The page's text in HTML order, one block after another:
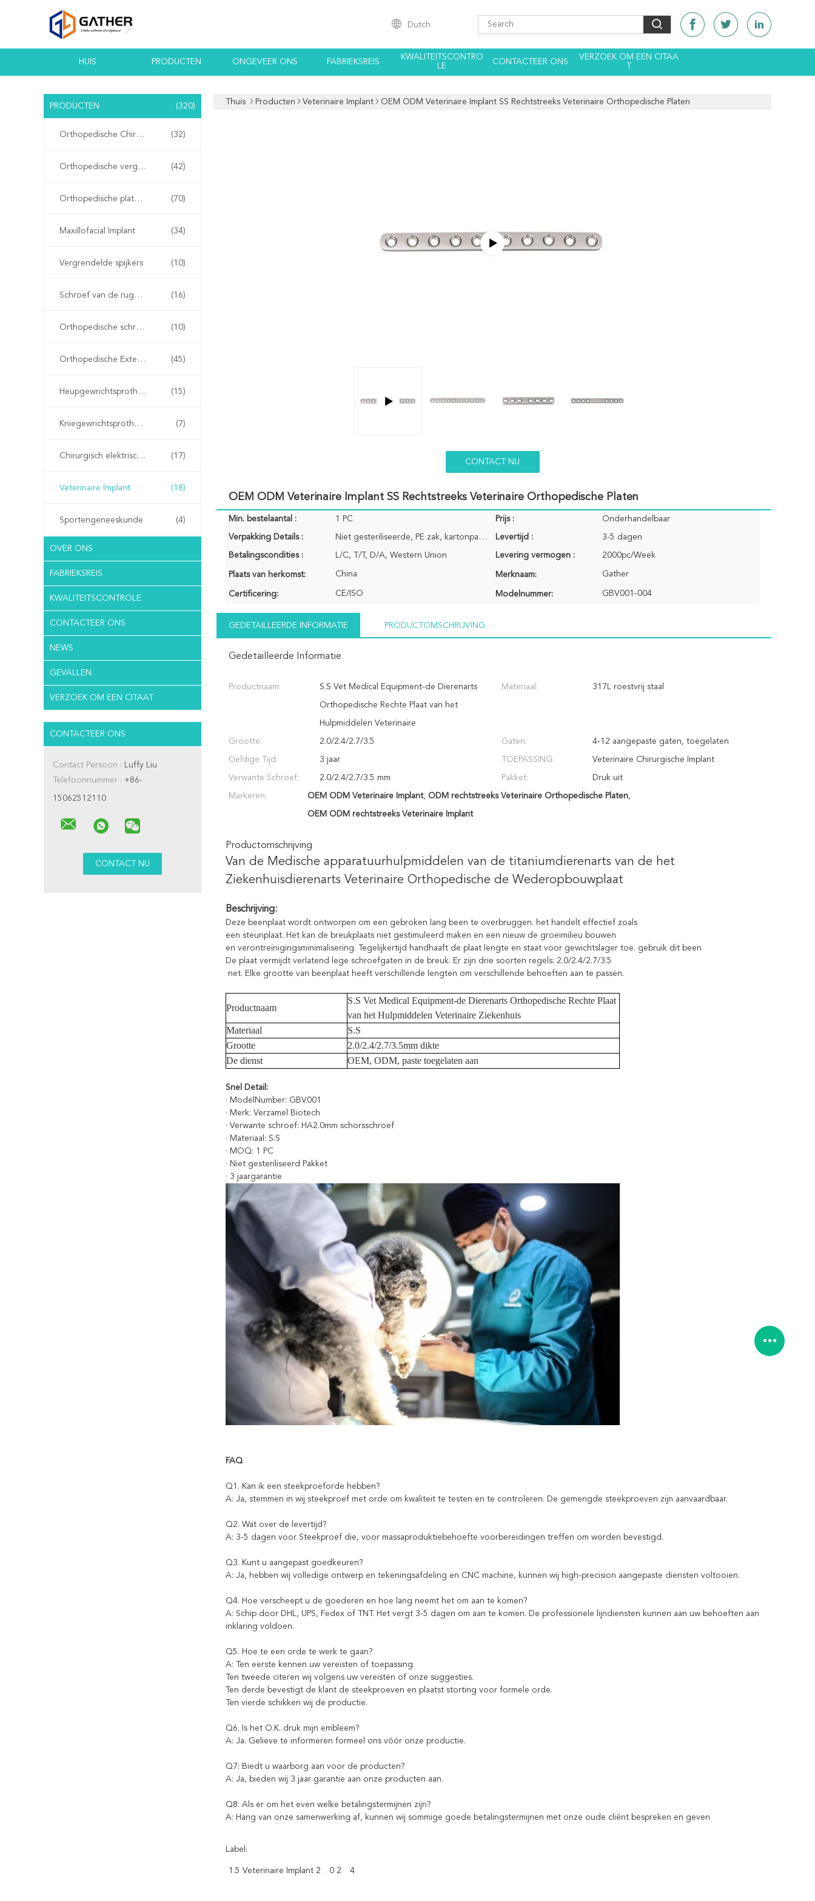
Dutch
HUIS PRODUCTEN ONGEVEER ONS FABRIEKSREIS
KWALITEITSCONTRO
LE
CONTACTEER ONS
VERZOEK OM EEN CITAA
PRODUCTEN (320)
Orthopedische Chirurgische Instrumenten (32)
Orthopedische vergrendelingsplaten (42)
Orthopedische platen en schroeven (70)
Maxillofacial Implant (34)
Vergrendelde spijkers (10)
Schroef van de ruggengraat (16)
Orthopedische schroeven met een kan (10)
Orthopedische Externe Fixator (45)
Heupgewrichtsprothese (15)
Kniegewrichtsprothese (7)
Chirurgisch elektrisch gereedschap (17)
Veterinaire Implant (18)
Sportengeneeskunde (4)
OVER ONS
FABRIEKSREIS
KWALITEITSCONTROLE
CONTACTEER ONS
NEWS
GEVALLEN
VERZOEK OM EEN CITAAT
CONTACTEER ONS
Contact Persoon : Luffy Liu
Telefoonnummer : +86-
15062512110
Thuis Producten Veterinaire Implant OEM ODM Veterinaire Implant SS Rechtstreeks Veterinaire Orthopedische Platen
CONTACT NU
OEM ODM Veterinaire Implant SS Rechtstreeks Veterinaire Orthopedische Platen
Min. bestelaantal : 1 PC Prijs : Onderhandelbaar
Verpakking Details : Niet gesteriliseerde, PE zak, kartonpakket Levertijd : 3-5 dagen
Betalingscondities : L/C, T/T, D/A, Western Union Levering vermogen : 2000pc/Week
Plaats van herkomst: China Merknaam: Gather
Certificering: CE/ISO Modelnummer: GBV001-004
GEDETAILLEERDE INFORMATIE PRODUCTOMSCHRIJVING
Gedetailleerde Informatie
Productnaam: S.S Vet Medical Equipment-de Dierenarts
Orthopedische Rechte Plaat van het
Hulpmiddelen Veterinaire
Materiaal: 317L roestvrij staal
Grootte: 2.0/2.4/2.7/3.5 Gaten: 4-12 aangepaste gaten, toegelaten
Geldige Tijd: 3 jaar TOEPASSING: Veterinaire Chirurgische Implant
Verwante Schroef: 2.0/2.4/2.7/3.5 mm Pakket: Druk uit
Markeren: OEM ODM Veterinaire Implant, ODM rechtstreeks Veterinaire Orthopedische Platen,
OEM ODM rechtstreeks Veterinaire Implant
Productomschrijving
Van de Medische apparatuurhulpmiddelen van de titaniumdierenarts van de het
Ziekenhuisdierenarts Veterinaire Orthopedische de Wederopbouwplaat
Beschrijving:
Deze beenplaat wordt ontworpen om een gebroken lang been te overbruggen. het handelt effectief zoals
een steunplaat. Het kan de breukplaats niet gestimuleerd maken en een nieuw de groeimilieu bouwen
en verontreinigingsminimalisering. Tegelijkertijd handhaaft de plaat lengte en staat voor gewichtslager toe. gebruik dit been
De plaat vermijdt verlatend lege schroefgaten in de breuk. Er zijn drie soorten regels: 2.0/2.4/2.7/3.5
net. Elke grootte van beenplaat heeft verschillende lengten om verschillende behoeften aan te passen.
Productnaam
S.S Vet Medical Equipment-de Dierenarts Orthopedische Rechte Plaat
van het Hulpmiddelen Veterinaire Ziekenhuis
Materiaal
S.S
Grootte
2.0/2.4/2.7/3.5mm dikte
De dienst
OEM, ODM, paste toegelaten aan
Snel Detail:
· ModelNumber: GBV001
· Merk: Verzamel Biotech
· Verwante schroef: HA2.0mm schorsschroef
· Materiaal: S.S
· MOQ: 1 PC
· Niet gesteriliseerd Pakket
· 3 jaargarantie
FAQ
Q1. Kan ik een steekproeforde hebben?
A: Ja, stemmen in wij steekproef met orde om kwaliteit te testen en te controleren. De gemengde steekproeven zijn aanvaardbaar.
Q2. Wat over de levertijd?
A: 3-5 dagen voor Steekproef die, voor massaproduktiebehoefte voorbereidingen treffen om worden bevestigd.
Q3. Kunt u aangepast goedkeuren?
A: Ja, hebben wij volledige ontwerp en tekeningsafdeling en CNC machine, kunnen wij high-precision aangepaste diensten voltooien.
Q4. Hoe verscheept u de goederen en hoe lang neemt het om aan te komen?
A: Schip door DHL, UPS, Fedex of TNT. Het vergt 3-5 dagen om aan te komen. De professionele lijndiensten kunnen aan uw behoeften aan
inklaring voldoen.
Q5. Hoe te een orde te werk te gaan?
A: Ten eerste kennen uw vereisten of toepassing.
Ten tweede citeren wij volgens uw vereisten of onze suggesties.
Ten derde bevestigt de klant de steekproeven en plaatst storting voor formele orde.
Ten vierde schikken wij de productie.
Q6. Is het O.K. druk mijn embleem?
A: Ja. Gelieve te informeren formeel ons vóór onze productie.
Q7: Biedt u waarborg aan voor de producten?
A: Ja, bieden wij 3 jaar garantie aan onze producten aan.
Q8: Als er om het even welke betalingstermijnen zijn?
A: Hang van onze samenwerking af, kunnen wij sommige goede betalingstermijnen met onze oude cliënt bespreken en geven
Label:
1.5 Veterinaire Implant 2 0 2 4